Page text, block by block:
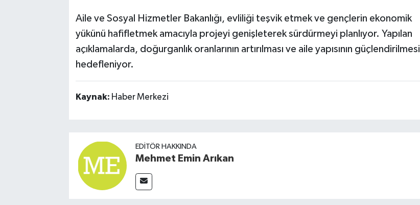
Aile ve Sosyal Hizmetler Bakanlığı, evliliği teşvik etmek ve gençlerin ekonomik
yükünü hafifletmek amacıyla projeyi genişleterek sürdürmeyi planlıyor. Yapılan
açıklamalarda, doğurganlık oranlarının artırılması ve aile yapısının güçlendirilmesi
hedefleniyor.
Kaynak: Haber Merkezi
EDITÖR HAKKINDA
Mehmet Emin Arıkan